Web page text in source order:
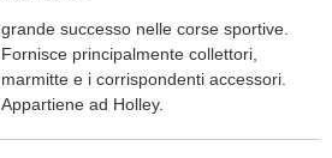
grande successo nelle corse sportive.
Fornisce principalmente collettori,
marmitte e i corrispondenti accessori.
Appartiene ad Holley.